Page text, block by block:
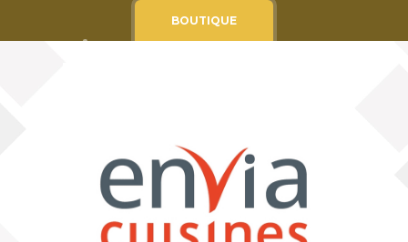
BOUTIQUE